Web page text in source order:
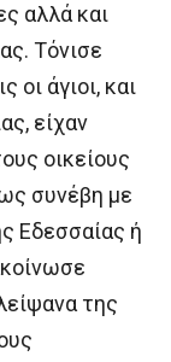
αλλά και
Τόνισε
οι άγιοι, και
είχαν
οικείους
συνέβη με
Εδεσσαίας ή
της